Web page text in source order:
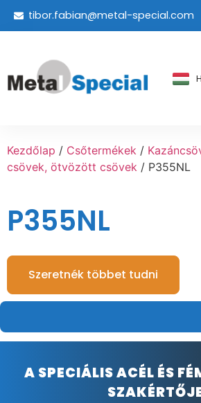
tibor.fabian@metal-special.com
Kezdőlap / Csőtermékek /
csövek, ötvözött csövek / P355NL
P355NL
Szeretnék többet tudni
A SPECIÁLIS ACÉL ÉS